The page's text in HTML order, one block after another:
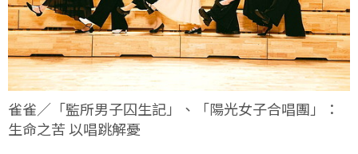
雀雀／「監所男子囚生記」、「陽光女子合唱團」：
生命之苦 以唱跳解憂